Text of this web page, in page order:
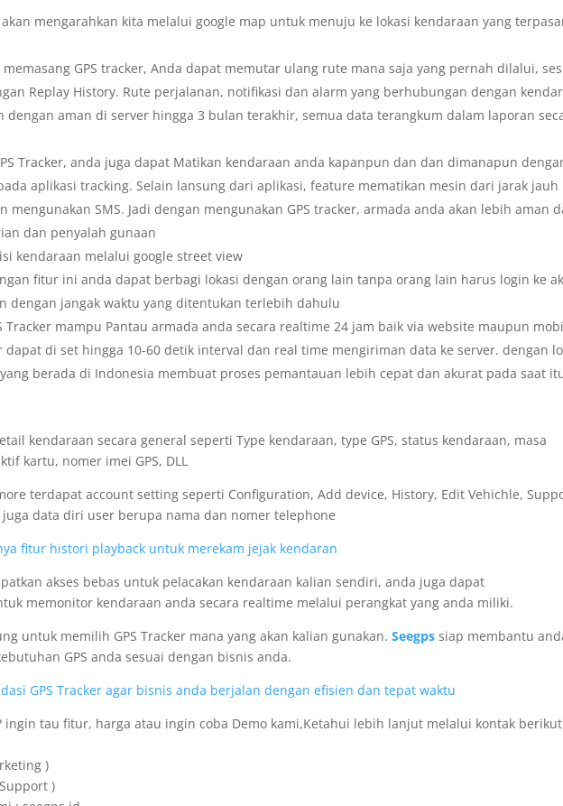
mengarahkan kita melalui google map untuk menuju ke lokasi kendaraan yang
memasang GPS tracker, Anda dapat memutar ulang rute mana saja yang pernah dilalui,
Replay History. Rute perjalanan, notifikasi dan alarm yang berhubungan dengan
dengan aman di server hingga 3 bulan terakhir, semua data terangkum dalam laporan
Tracker, anda juga dapat Matikan kendaraan anda kapanpun dan dan dimanapun
aplikasi tracking. Selain lansung dari aplikasi, feature mematikan mesin dari jarak jauh
mengunakan SMS. Jadi dengan mengunakan GPS tracker, armada anda akan lebih aman
dan penyalah gunaan
kendaraan melalui google street view
fitur ini anda dapat berbagi lokasi dengan orang lain tanpa orang lain harus login ke
dengan jangak waktu yang ditentukan terlebih dahulu
Tracker mampu Pantau armada anda secara realtime 24 jam baik via website maupun
dapat di set hingga 10-60 detik interval dan real time mengiriman data ke server. dengan
yang berada di Indonesia membuat proses pemantauan lebih cepat dan akurat pada saat
kendaraan secara general seperti Type kendaraan, type GPS, status kendaraan, masa
kartu, nomer imei GPS, DLL
terdapat account setting seperti Configuration, Add device, History, Edit Vehichle,
data diri user berupa nama dan nomer telephone
fitur histori playback untuk merekam jejak kendaran
akses bebas untuk pelacakan kendaraan kalian sendiri, anda juga dapat
memonitor kendaraan anda secara realtime melalui perangkat yang anda miliki.
untuk memilih GPS Tracker mana yang akan kalian gunakan.Seegps siap membantu
GPS anda sesuai dengan bisnis anda.
GPS Tracker agar bisnis anda berjalan dengan efisien dan tepat waktu
ingin tau fitur, harga atau ingin coba Demo kami,Ketahui lebih lanjut melalui kontak
)
)